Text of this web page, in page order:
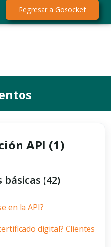
Regresar a Gosocket
API (1)
(42)
en la API?
digital? Clientes